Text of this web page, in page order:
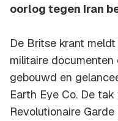
oorlog tegen Iran
De Britse krant
militaire
gebouwd en
Earth Eye Co. De
Revolutionaire